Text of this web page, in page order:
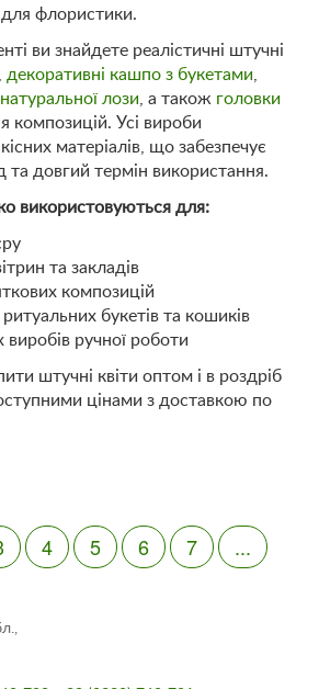
флористики.
ви знайдете реалістичні штучні
декоративні кашпо з букетами
лози , а також головки
композицій. Усі вироби
матеріалів, що забезпечує
та довгий термін використання.
використовуються для:
та закладів
композицій
букетів та кошиків
ручної роботи
штучні квіти оптом і в роздріб
цінами з доставкою по
4 5 6 7 ...